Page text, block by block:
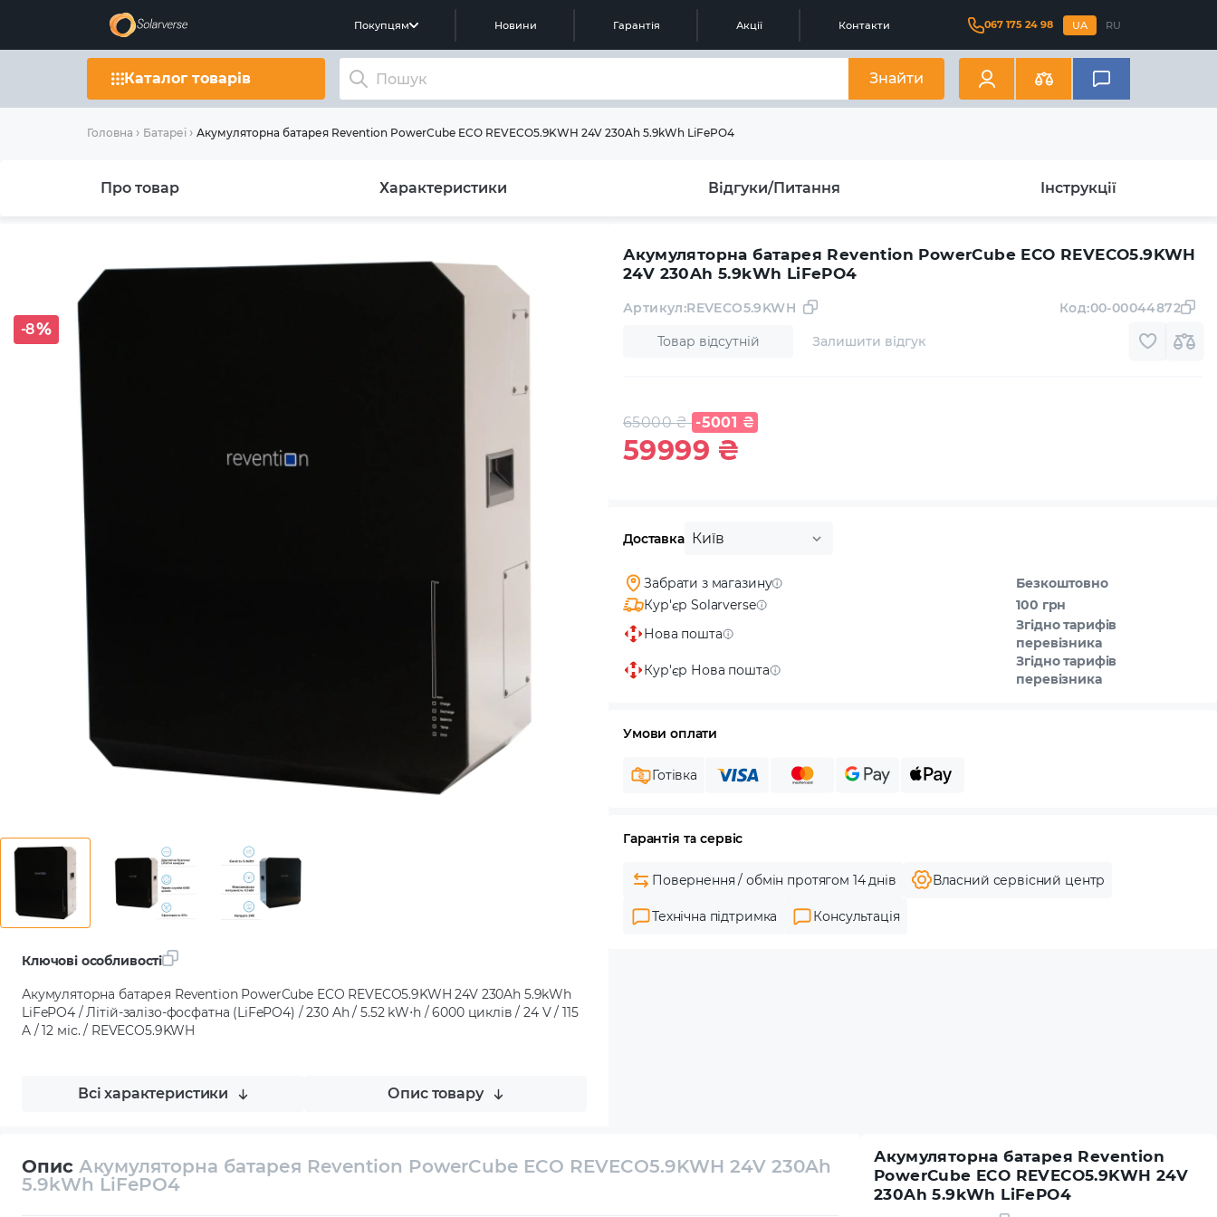
Покупцям Новини Гарантія Акції Контакти 067 175 24 98 UA RU
Каталог товарів Знайти
Головна Батареї Акумуляторна батарея Revention PowerCube ECO REVECO5.9KWH 24V 230Ah 5.9kWh LiFePO4
Про товар Характеристики Відгуки/Питання Інструкції
-8
Ключові особливості
Акумуляторна батарея Revention PowerCube ECO REVECO5.9KWH 24V 230Ah 5.9kWh
LiFePO4 / Літій-залізо-фосфатна (LiFePO4) / 230 Ah / 5.52 kW⋅h / 6000 циклів / 24 V / 115
A / 12 міс. / REVECO5.9KWH
Всі характеристики Опис товару
Акумуляторна батарея Revention PowerCube ECO REVECO5.9KWH
24V 230Ah 5.9kWh LiFePO4
Товар відсутній
Артикул:REVECO5.9KWH
Залишити відгук
Код:00-00044872
65000₴ -5001 ₴
59999 ₴
Доставка Київ
Забрати з магазину
Безкоштовно
Кур'єр Solarverse
100 грн
Нова пошта
Згідно тарифів
перевізника
Кур'єр Нова пошта
Згідно тарифів
перевізника
Умови оплати
Готівка
Гарантія та сервіс
Повернення / обмін протягом 14 днів Власний сервісний центр
Технічна підтримка Консультація
Опис Акумуляторна батарея Revention PowerCube ECO REVECO5.9KWH 24V 230Ah
5.9kWh LiFePO4
Акумуляторна батарея Revention
PowerCube ECO REVECO5.9KWH 24V
230Ah 5.9kWh LiFePO4